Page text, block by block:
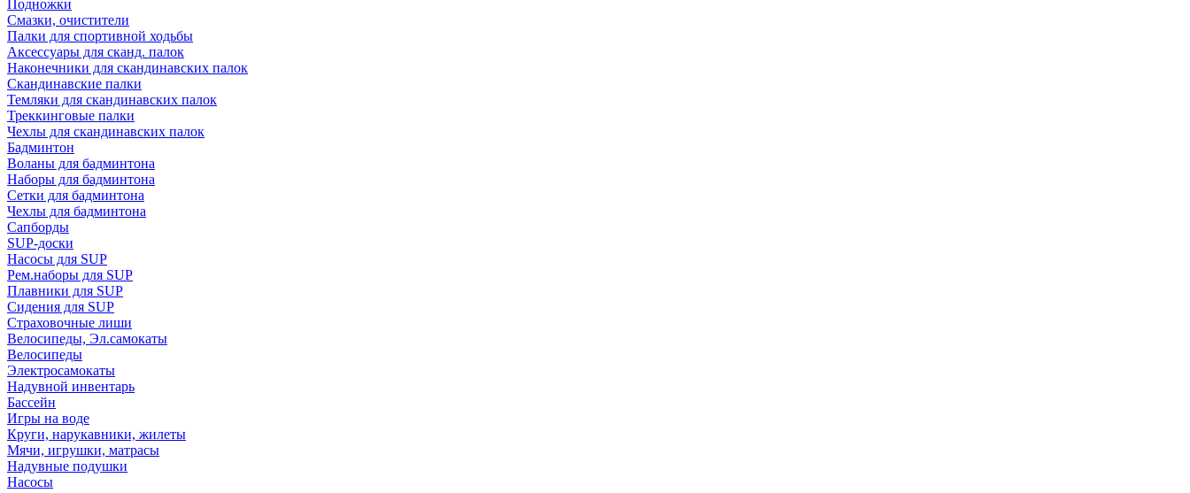
Подножки
Смазки, очистители
Палки для спортивной ходьбы
Аксессуары для сканд. палок
Наконечники для скандинавских палок
Скандинавские палки
Темляки для скандинавских палок
Треккинговые палки
Чехлы для скандинавских палок
Бадминтон
Воланы для бадминтона
Наборы для бадминтона
Сетки для бадминтона
Чехлы для бадминтона
Сапборды
SUP-доски
Насосы для SUP
Рем.наборы для SUP
Плавники для SUP
Сидения для SUP
Страховочные лиши
Велосипеды, Эл.самокаты
Велосипеды
Электросамокаты
Надувной инвентарь
Бассейн
Игры на воде
Круги, нарукавники, жилеты
Мячи, игрушки, матрасы
Надувные подушки
Насосы